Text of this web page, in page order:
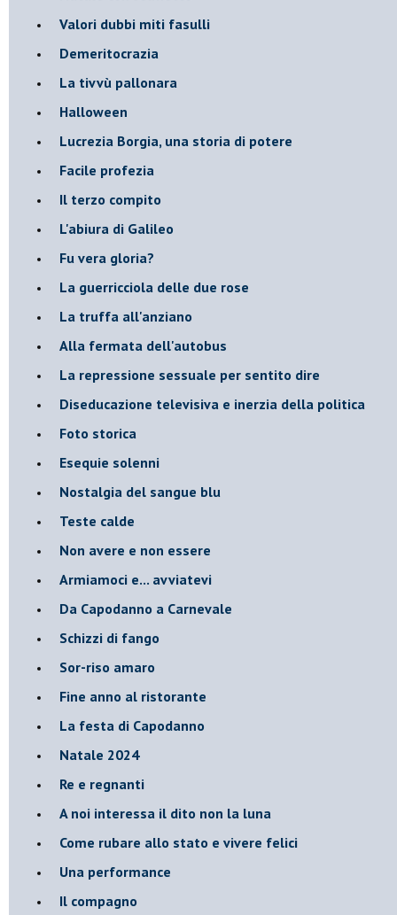
Valori dubbi miti fasulli
Demeritocrazia
La tivvù pallonara
Halloween
​Lucrezia Borgia, una storia di potere
Facile profezia
Il terzo compito
L'abiura di Galileo
Fu vera gloria?
La guerricciola delle due rose
La truffa all'anziano
Alla fermata dell'autobus
La repressione sessuale per sentito dire
Diseducazione televisiva e inerzia della politica
Foto storica
Esequie solenni
Nostalgia del sangue blu
Teste calde
Non avere e non essere
Armiamoci e... avviatevi
Da Capodanno a Carnevale
Schizzi di fango
Sor-riso amaro
Fine anno al ristorante
La festa di Capodanno
Natale 2024
Re e regnanti
A noi interessa il dito non la luna
Come rubare allo stato e vivere felici
Una performance
Il compagno